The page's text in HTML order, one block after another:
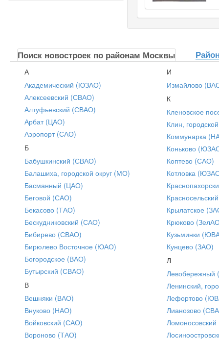
Поиск новостроек по районам Москвы
А
Академический (ЮЗАО)
Алексеевский (СВАО)
Алтуфьевский (СВАО)
Арбат (ЦАО)
Аэропорт (САО)
Б
Бабушкинский (СВАО)
Балашиха, городской округ (МО)
Басманный (ЦАО)
Беговой (САО)
Бекасово (ТАО)
Бескудниковский (САО)
Бибирево (СВАО)
Бирюлево Восточное (ЮАО)
Богородское (ВАО)
Бутырский (СВАО)
В
Вешняки (ВАО)
Внуково (НАО)
Войковский (САО)
Вороново (ТАО)
И
Измайлово
К
Кленовское
Клин,
Коммунарка
Коньково
Коптево (САО)
Котловка
Крылатское
Крюково
Кузьминки
Кунцево (ЗАО)
Л
Ленинский,
Лефортово
Лианозово